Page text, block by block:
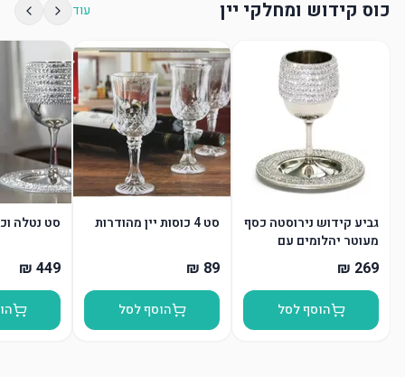
כוס קידוש ומחלקי יין עוד
גביע קידוש נירוסטה כסף
מעוטר יהלומים עם
תחתית
הוסף לסל
סט 4 כוסות יין מהודרות
הוסף לסל
סט נטלה